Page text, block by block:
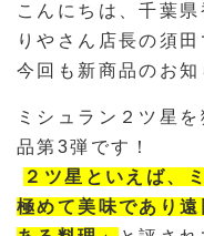
こんにちは、千葉
りやさん店長の須田
今回も新商品のお知
ミシュラン２ツ星
品第3弾です！
２ツ星といえば、
極めて美味であり